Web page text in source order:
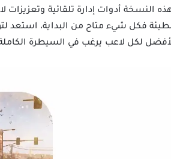
النسخة أدوات إدارة تلقائية وتعزيزات
البطيئة فكل شيء متاح من البداية،
لكل لاعب يرغب في السيطرة